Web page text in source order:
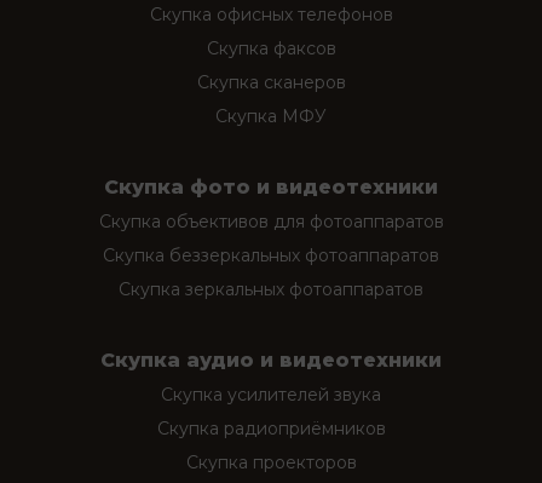
Скупка офисных телефонов
Скупка факсов
Скупка сканеров
Скупка МФУ
Скупка фото и видеотехники
Скупка объективов для фотоаппаратов
Скупка беззеркальных фотоаппаратов
Скупка зеркальных фотоаппаратов
Скупка аудио и видеотехники
Скупка усилителей звука
Скупка радиоприёмников
Скупка проекторов